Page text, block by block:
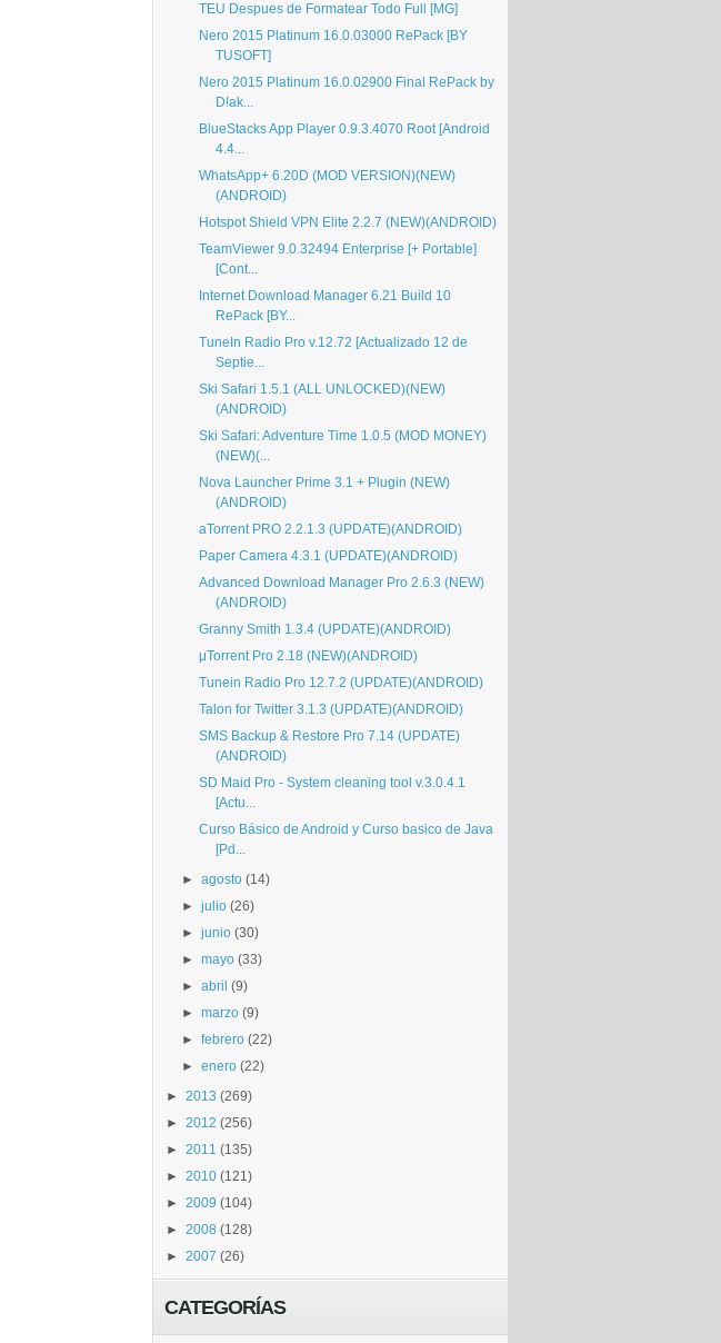
TEU Despues de Formatear Todo Full [MG]
Nero 2015 Platinum 16.0.03000 RePack [BY
TUSOFT]
Nero 2015 Platinum 16.0.02900 Final RePack by
D!ak...
BlueStacks App Player 0.9.3.4070 Root [Android
4.4...
WhatsApp+ 6.20D (MOD VERSION)(NEW)
(ANDROID)
Hotspot Shield VPN Elite 2.2.7 (NEW)(ANDROID)
TeamViewer 9.0.32494 Enterprise [+ Portable]
[Cont...
Internet Download Manager 6.21 Build 10
RePack [BY...
TuneIn Radio Pro v.12.72 [Actualizado 12 de
Septie...
Ski Safari 1.5.1 (ALL UNLOCKED)(NEW)
(ANDROID)
Ski Safari: Adventure Time 1.0.5 (MOD MONEY)
(NEW)(...
Nova Launcher Prime 3.1 + Plugin (NEW)
(ANDROID)
aTorrent PRO 2.2.1.3 (UPDATE)(ANDROID)
Paper Camera 4.3.1 (UPDATE)(ANDROID)
Advanced Download Manager Pro 2.6.3 (NEW)
(ANDROID)
Granny Smith 1.3.4 (UPDATE)(ANDROID)
μTorrent Pro 2.18 (NEW)(ANDROID)
Tunein Radio Pro 12.7.2 (UPDATE)(ANDROID)
Talon for Twitter 3.1.3 (UPDATE)(ANDROID)
SMS Backup & Restore Pro 7.14 (UPDATE)
(ANDROID)
SD Maid Pro - System cleaning tool v.3.0.4.1
[Actu...
Curso Básico de Android y Curso basico de Java
[Pd...
►agosto (14)
►julio (26)
►junio (30)
►mayo (33)
►abril (9)
►marzo (9)
►febrero (22)
►enero (22)
► 2013 (269)
► 2012 (256)
► 2011 (135)
► 2010 (121)
► 2009 (104)
► 2008 (128)
► 2007 (26)
CATEGORÍAS